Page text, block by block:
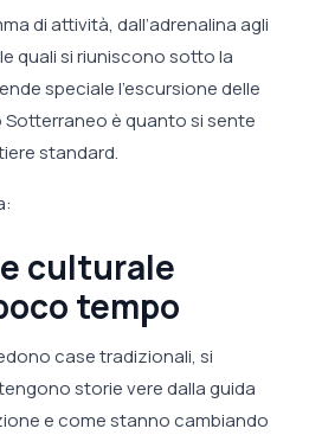
di attività, dall’adrenalina agli
quali si riuniscono sotto la
speciale l’escursione delle
è quanto si sente
standard.
culturale
tempo
case tradizionali, si
storie vere dalla guida
e come stanno cambiando